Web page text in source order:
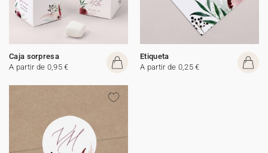
Caja sorpresa
A partir de 0,95 €
Etiqueta
A partir de 0,25 €